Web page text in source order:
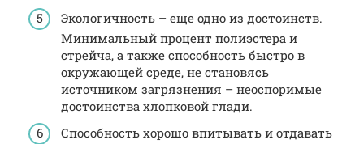
Экологичность – еще одно из достоинств.
Минимальный процент полиэстера и
стрейча, а также способность быстро в
окружающей среде, не становясь
источником загрязнения – неоспоримые
достоинства хлопковой глади.
Способность хорошо впитывать и отдавать